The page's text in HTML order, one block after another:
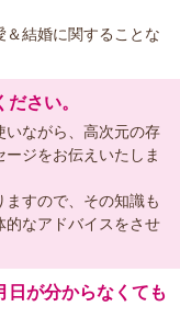
結婚に関することな
さい。
いながら、高次元の存
ジをお伝えいたしま
すので、その知識も
的なアドバイスをさせ
日が分からなくても